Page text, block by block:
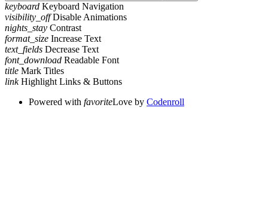
keyboard Keyboard Navigation
visibility_off Disable Animations
nights_stay Contrast
format_size Increase Text
text_fields Decrease Text
font_download Readable Font
title Mark Titles
link Highlight Links & Buttons
Powered with favoriteLove by Codenroll